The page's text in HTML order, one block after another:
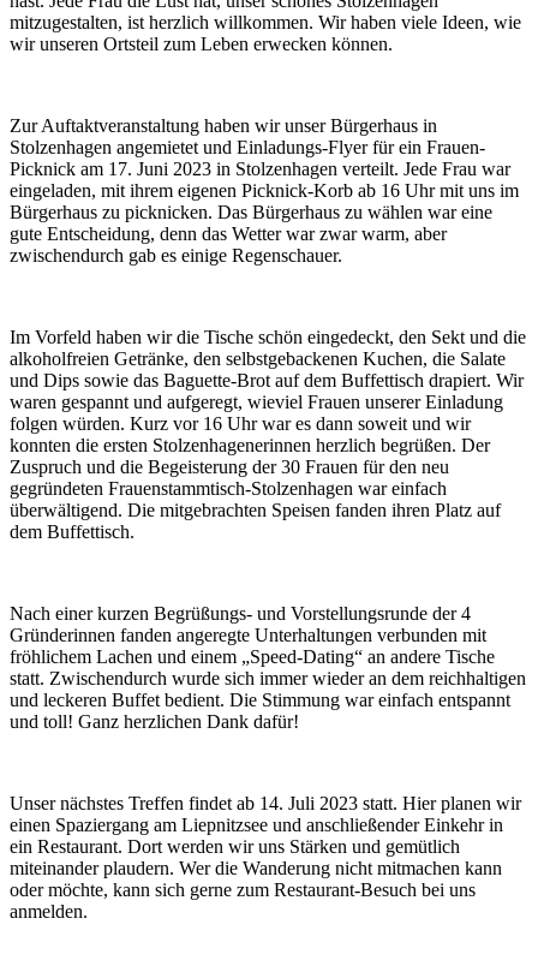
mitzugestalten, ist herzlich willkommen. Wir haben viele Ideen, wie
wir unseren Ortsteil zum Leben erwecken können.
Zur Auftaktveranstaltung haben wir unser Bürgerhaus in
Stolzenhagen angemietet und Einladungs-Flyer für ein Frauen-
Picknick am 17. Juni 2023 in Stolzenhagen verteilt. Jede Frau war
eingeladen, mit ihrem eigenen Picknick-Korb ab 16 Uhr mit uns im
Bürgerhaus zu picknicken. Das Bürgerhaus zu wählen war eine
gute Entscheidung, denn das Wetter war zwar warm, aber
zwischendurch gab es einige Regenschauer.
Im Vorfeld haben wir die Tische schön eingedeckt, den Sekt und die
alkoholfreien Getränke, den selbstgebackenen Kuchen, die Salate
und Dips sowie das Baguette-Brot auf dem Buffettisch drapiert. Wir
waren gespannt und aufgeregt, wieviel Frauen unserer Einladung
folgen würden. Kurz vor 16 Uhr war es dann soweit und wir
konnten die ersten Stolzenhagenerinnen herzlich begrüßen. Der
Zuspruch und die Begeisterung der 30 Frauen für den neu
gegründeten Frauenstammtisch-Stolzenhagen war einfach
überwältigend. Die mitgebrachten Speisen fanden ihren Platz auf
dem Buffettisch.
Nach einer kurzen Begrüßungs- und Vorstellungsrunde der 4
Gründerinnen fanden angeregte Unterhaltungen verbunden mit
fröhlichem Lachen und einem „Speed-Dating“ an andere Tische
statt. Zwischendurch wurde sich immer wieder an dem reichhaltigen
und leckeren Buffet bedient. Die Stimmung war einfach entspannt
und toll! Ganz herzlichen Dank dafür!
Unser nächstes Treffen findet ab 14. Juli 2023 statt. Hier planen wir
einen Spaziergang am Liepnitzsee und anschließender Einkehr in
ein Restaurant. Dort werden wir uns Stärken und gemütlich
miteinander plaudern. Wer die Wanderung nicht mitmachen kann
oder möchte, kann sich gerne zum Restaurant-Besuch bei uns
anmelden.